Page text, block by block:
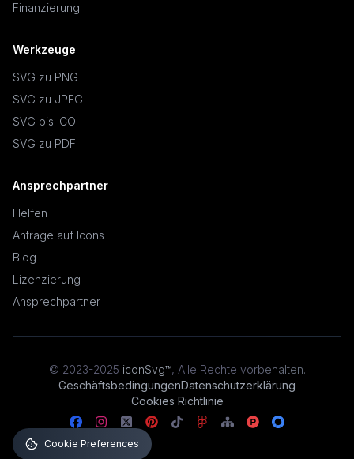
Finanzierung
Werkzeuge
SVG zu PNG
SVG zu JPEG
SVG bis ICO
SVG zu PDF
Ansprechpartner
Helfen
Anträge auf Icons
Blog
Lizenzierung
Ansprechpartner
© 2023-2025 iconSvg™, Alle Rechte vorbehalten.
GeschäftsbedingungenDatenschutzerklärung
Cookies Richtlinie
Cookie Preferences